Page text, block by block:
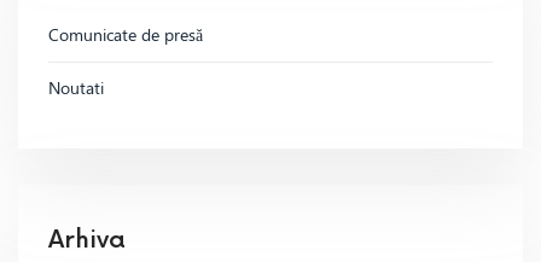
Comunicate de presă
Noutati
Arhiva